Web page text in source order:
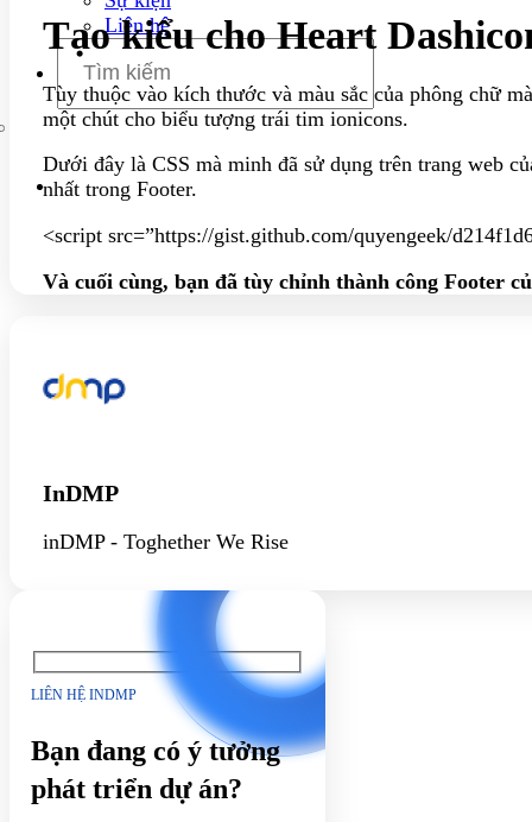
Liên hệ
Tạo kiểu cho Heart
Tùy thuộc vào kích thước và màu sắc của phông chữ
một chút cho biểu tượng trái tim ionicons.
Dưới đây là CSS mà minh đã sử dụng trên trang web
nhất trong Footer.
<script src=”https://gist.github.com/quyengeek/
Và cuối cùng, bạn đã tùy chỉnh thành công Footer
InDMP
inDMP - Toghether We Rise
LIÊN HỆ INDMP
Bạn đang có ý tưởng
phát triển dự án?